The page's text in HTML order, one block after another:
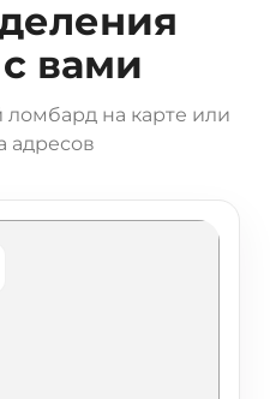
вами
на карте или
адресов